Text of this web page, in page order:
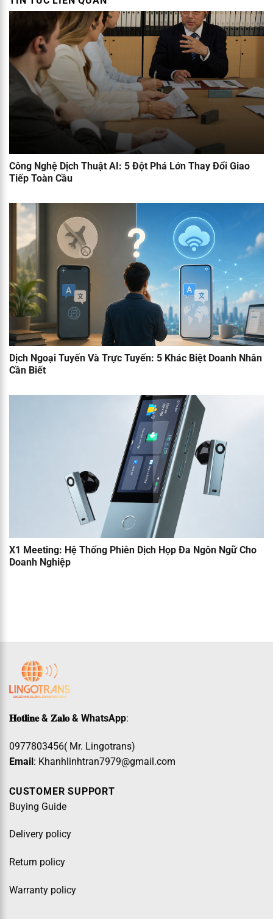
Công Nghệ Dịch Thuật AI: 5 Đột Phá Lớn Thay Đổi Giao
Tiếp Toàn Cầu
Dịch Ngoại Tuyến Và Trực Tuyến: 5 Khác Biệt Doanh Nhân
Cần Biết
X1 Meeting: Hệ Thống Phiên Dịch Họp Đa Ngôn Ngữ Cho
Doanh Nghiệp
𝐇𝐨𝐭𝐥𝐢𝐧𝐞 & 𝐙𝐚𝐥𝐨 & WhatsApp:
0977803456( Mr. Lingotrans)
Email: Khanhlinhtran7979@gmail.com
CUSTOMER SUPPORT
Buying Guide
Delivery policy
Return policy
Warranty policy